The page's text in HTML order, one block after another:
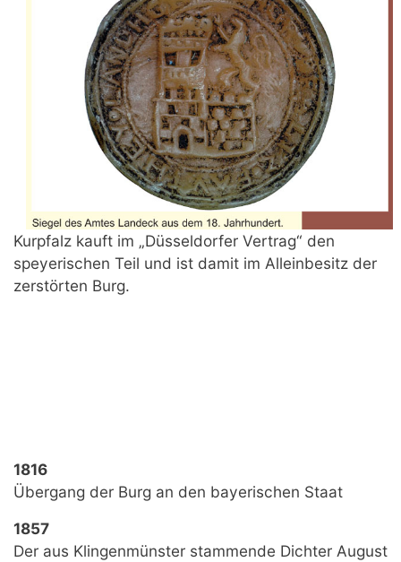
Kurpfalz kauft im „Düsseldorfer Vertrag“ den
speyerischen Teil und ist damit im Alleinbesitz der
zerstörten Burg.
1816
Übergang der Burg an den bayerischen Staat
1857
Der aus Klingenmünster stammende Dichter August